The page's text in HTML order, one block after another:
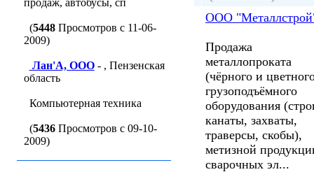
продаж, автобусы, сп
(5448Просмотров с 11-06-
2009)
Лан'A, ООО- , Пензенская
область
Компьютерная техника
(5436Просмотров с 09-10-
2009)
ООО
Продажа
металлопроката
(чёрного и
грузоподъёмного
оборудования
канаты, захваты,
траверсы, скобы),
метизной
сварочных эл...